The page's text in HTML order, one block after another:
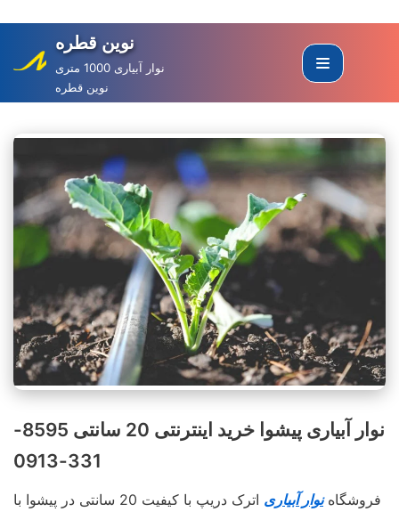
to
content
نوین قطره
نوار آبیاری 1000 متری
نوین قطره
نوار آبیاری پیشوا خرید اینترنتی 20 سانتی 8595-
331-0913
فروشگاهنوار آبیاری
اترک دریپ با کیفیت 20 سانتی در پیشوا با